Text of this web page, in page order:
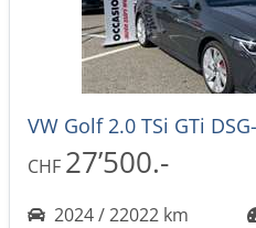
VW Golf 2.0 TSi GTi
CHF 27’500.-
2024 / 22022 km